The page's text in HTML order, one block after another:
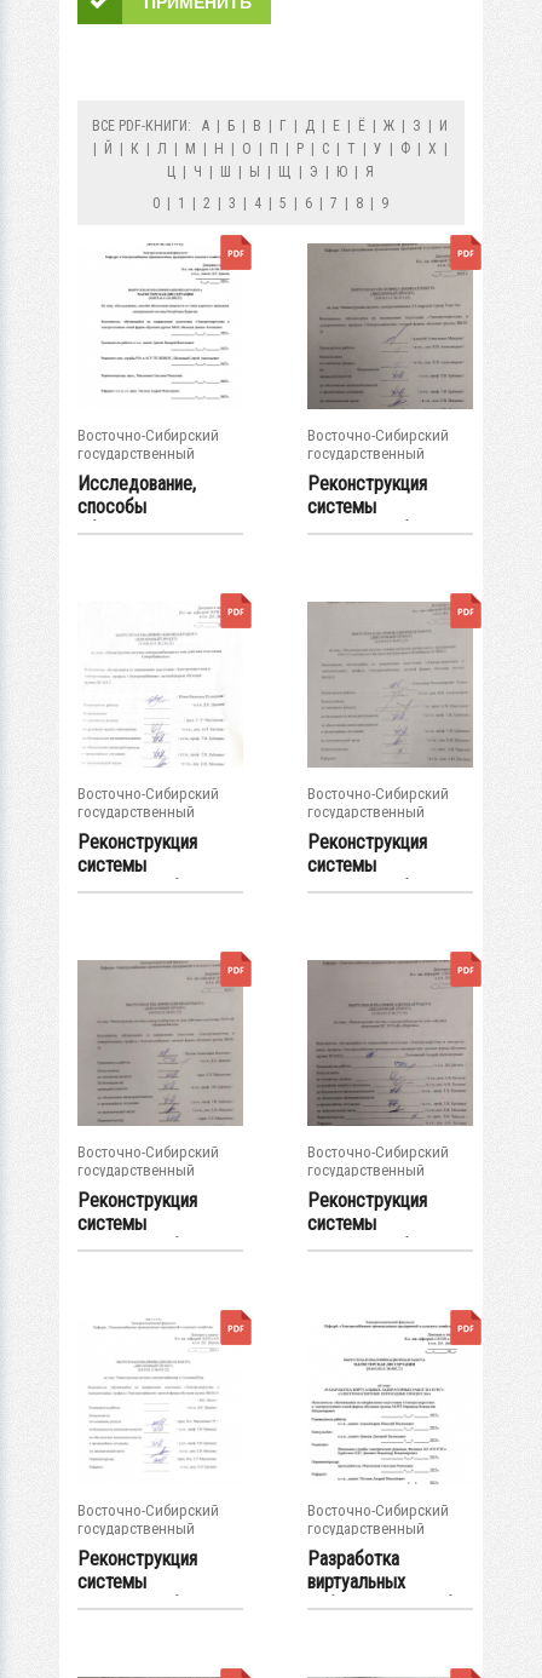
ВСЕ PDF-КНИГИ: А Б В Г Д Е Ё Ж З
И
Й К Л М Н О П Р С Т У Ф Х
Ц
Ч Ш Ы Щ Э Ю
Я
0
1 2 3 4 5 6 7 8 9
Восточно-Сибирский
государственный
университет...
Исследование,
способы
обеспечения
Восточно-Сибирский
государственный
университет...
Реконструкция
системы
электроснабжения
Восточно-Сибирский
государственный
университет...
Реконструкция
системы
электроснабжения
Восточно-Сибирский
государственный
университет...
Реконструкция
системы
электроснабжения
Восточно-Сибирский
государственный
университет...
Реконструкция
системы
электроснабжения
Восточно-Сибирский
государственный
университет...
Реконструкция
системы
электроснабжения
Восточно-Сибирский
государственный
университет...
Реконструкция
системы
электроснабжения
Восточно-Сибирский
государственный
университет...
Разработка
виртуальных
лабораторных работ